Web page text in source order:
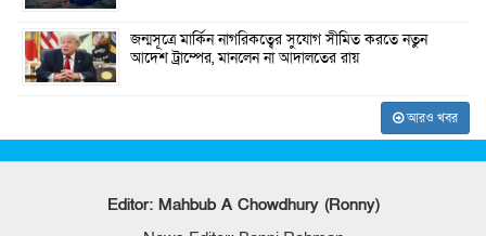
জন্মসূত্রে মার্কিন নাগরিকত্বের সুযোগ সীমিত করতে নতুন
আদেশ ট্রাম্পের, মানলেন না আদালতের রায়
আরও খবর
Editor: Mahbub A Chowdhury (Ronny)